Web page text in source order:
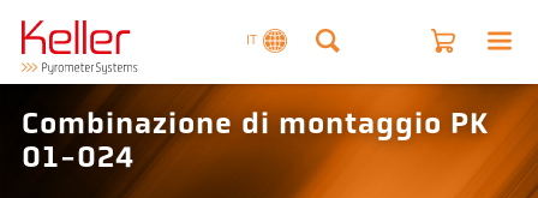
IT
Combinazione di montaggio PK
01-024